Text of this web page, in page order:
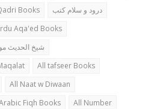
Books
درود و سلام کتب
Aqa'ed Books
شیخ الحدیث
All tafseer Books
All Naat w Diwaan
Fiqh Books
All Number